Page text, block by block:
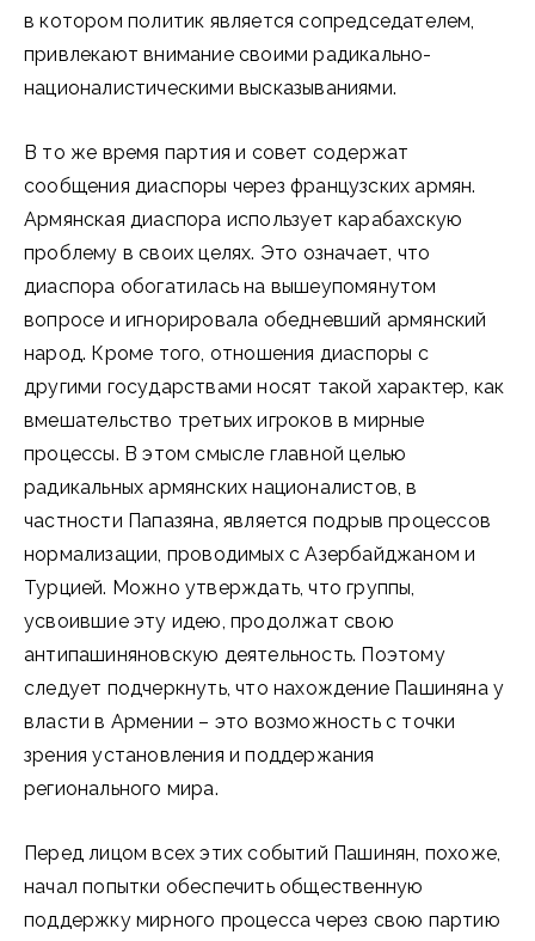
в котором политик является сопредседателем,
привлекают внимание своими радикально-
националистическими высказываниями.
В то же время партия и совет содержат
сообщения диаспоры через французских армян.
Армянская диаспора использует карабахскую
проблему в своих целях. Это означает, что
диаспора обогатилась на вышеупомянутом
вопросе и игнорировала обедневший армянский
народ. Кроме того, отношения диаспоры с
другими государствами носят такой характер, как
вмешательство третьих игроков в мирные
процессы. В этом смысле главной целью
радикальных армянских националистов, в
частности Папазяна, является подрыв процессов
нормализации, проводимых с Азербайджаном и
Турцией. Можно утверждать, что группы,
усвоившие эту идею, продолжат свою
антипашиняновскую деятельность. Поэтому
следует подчеркнуть, что нахождение Пашиняна у
власти в Армении – это возможность с точки
зрения установления и поддержания
регионального мира.
Перед лицом всех этих событий Пашинян, похоже,
начал попытки обеспечить общественную
поддержку мирного процесса через свою партию